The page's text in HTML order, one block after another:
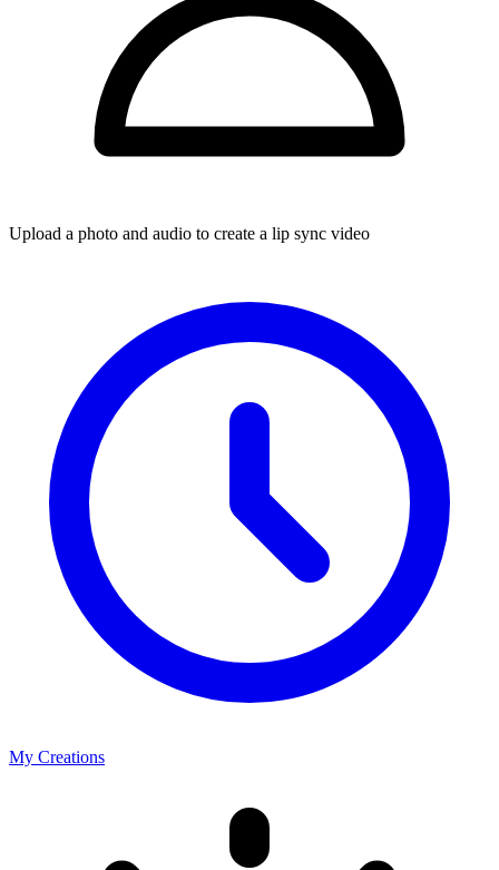
Upload a photo and audio to create a lip sync video
My Creations